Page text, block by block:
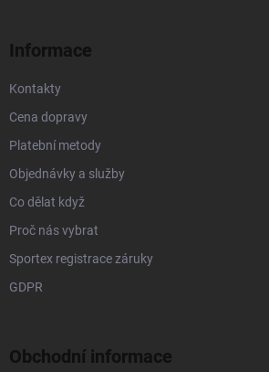
Informace
Kontakty
Cena dopravy
Platební metody
Objednávky a služby
Co dělat když
Proč nás vybrat
Sportex registrace záruky
GDPR
Obchodní informace